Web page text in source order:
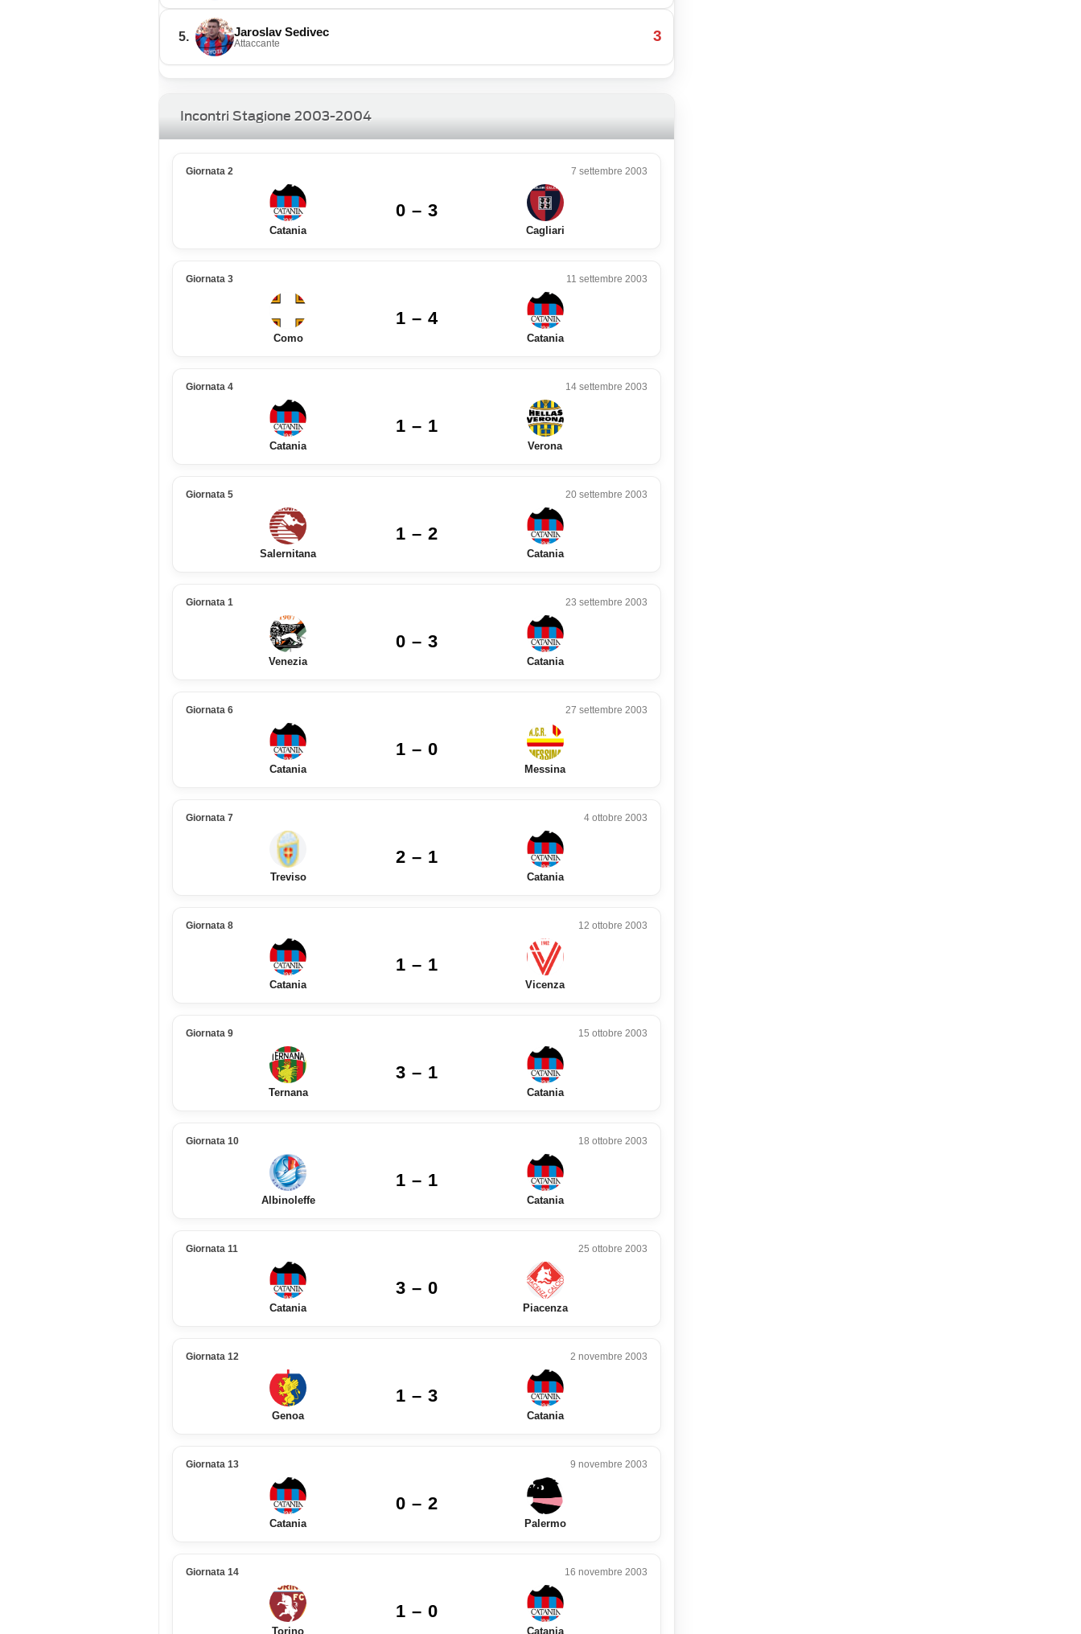
5. Jaroslav Sedivec
Attaccante 3
Incontri Stagione 2003-2004
Giornata 2 7 settembre 2003
Catania
0 – 3
Cagliari
Giornata 3 11 settembre 2003
Como
1 – 4
Catania
Giornata 4 14 settembre 2003
Catania
1 – 1
Verona
Giornata 5 20 settembre 2003
Salernitana
1 – 2
Catania
Giornata 1 23 settembre 2003
Venezia
0 – 3
Catania
Giornata 6 27 settembre 2003
Catania
1 – 0
Messina
Giornata 7 4 ottobre 2003
Treviso
2 – 1
Catania
Giornata 8 12 ottobre 2003
Catania
1 – 1
Vicenza
Giornata 9 15 ottobre 2003
Ternana
3 – 1
Catania
Giornata 10 18 ottobre 2003
Albinoleffe
1 – 1
Catania
Giornata 11 25 ottobre 2003
Catania
3 – 0
Piacenza
Giornata 12 2 novembre 2003
Genoa
1 – 3
Catania
Giornata 13 9 novembre 2003
Catania
0 – 2
Palermo
Giornata 14 16 novembre 2003
Torino
1 – 0
Catania